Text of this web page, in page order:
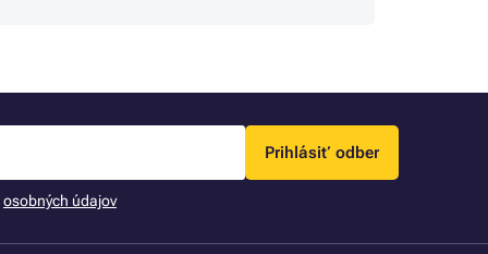
Prihlásiť odber
osobných údajov